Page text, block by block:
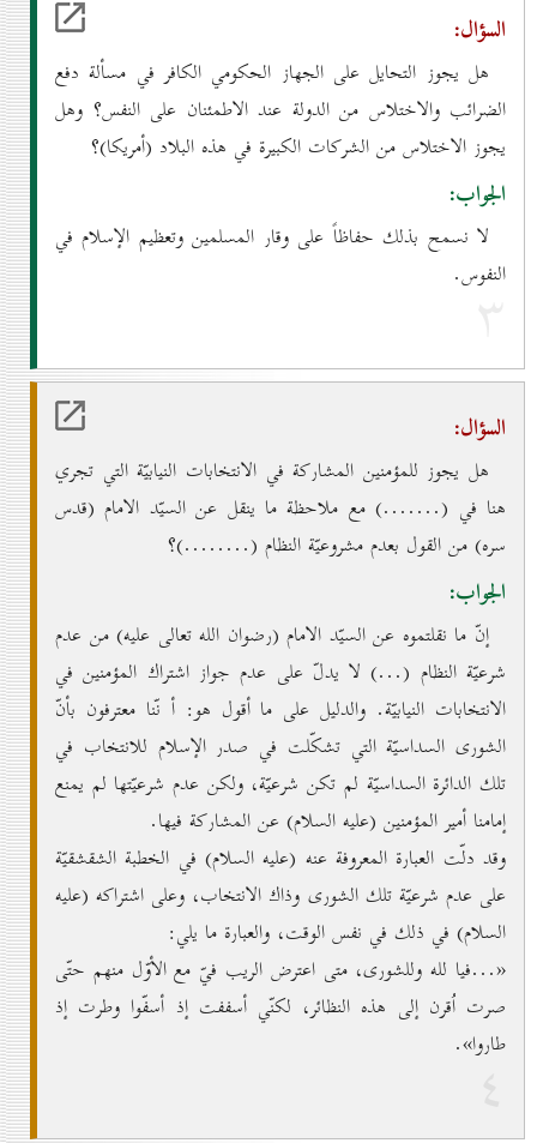
السؤال:
هل يجوز التحايل على الجهاز الحكومي الكافر في مسألة دفع
الضرائب والاختلاس من الدولة عند الاطمئنان على النفس؟ وهل
يجوز الاختلاس من الشركات الكبيرة في هذه البلاد (أمريكا)؟
الجواب:
لا نسمح بذلك حفاظاً على وقار المسلمين وتعظيم الإسلام في
النفوس.
۳
السؤال:
هل يجوز للمؤمنين المشاركة في الانتخابات النيابيّة التي تجري
هنا في (.......) مع ملاحظة ما ينقل عن السيّد الامام (قدس
سره) من القول بعدم مشروعيّة النظام (........)؟
الجواب:
إنّ ما نقلتموه عن السيّد الامام (رضوان الله تعالى عليه) من عدم
شرعيّة النظام (...) لا يدلّ على عدم جواز اشتراك المؤمنين في
الانتخابات النيابيّة. والدليل على ما أقول هو: أ نّنا معترفون بأنّ
الشورى السداسيّة التي تشكّلت في صدر الإسلام للانتخاب في
تلك الدائرة السداسيّة لم تكن شرعيّة، ولكن عدم شرعيّتها لم يمنع
إمامنا أمير المؤمنين (عليه السلام) عن المشاركة فيها.
وقد دلّت العبارة المعروفة عنه (عليه السلام) في الخطبة الشقشقيّة
على عدم شرعيّة تلك الشورى وذاك الانتخاب، وعلى اشتراكه (عليه
السلام) في ذلك في نفس الوقت، والعبارة ما يلي:
«...فيا لله وللشورى، متى اعترض الريب فيّ مع الأوّل منهم حتّى
صرت اُقرن إلى هذه النظائر، لكنّي أسففت إذ أسفّوا وطرت إذ
طاروا».
٤